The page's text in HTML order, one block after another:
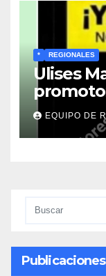
* REGIONALES
Ulises
lunes en
de los
EQUIPO DE